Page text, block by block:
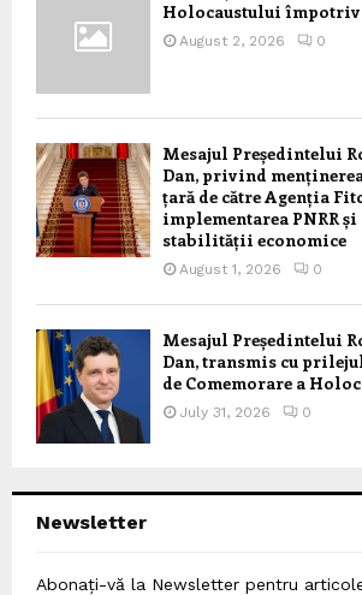
Holocaustului
August 2, 2026 0
Mesajul Președintelui
Dan, privind
țară de către Agenția
implementarea PNRR
stabilității economice
August 1, 2026 0
Mesajul Președintelui
Dan, transmis cu
de Comemorare a
July 31, 2026 0
Newsletter
Abonați-vă la Newsletter pentru